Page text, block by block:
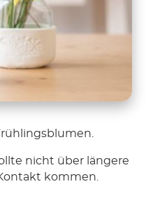
nicht über längere
kommen.